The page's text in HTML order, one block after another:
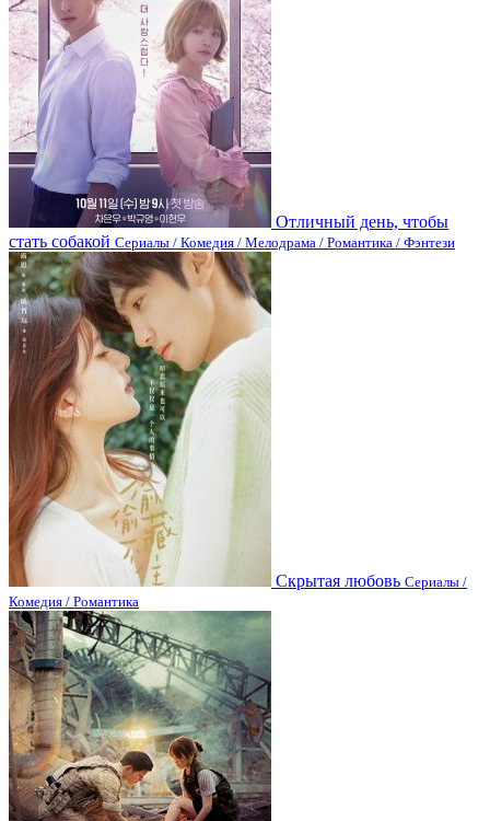
Отличный день, чтобы
стать собакой Сериалы / Комедия / Мелодрама / Романтика / Фэнтези
Скрытая любовь Сериалы /
Комедия / Романтика